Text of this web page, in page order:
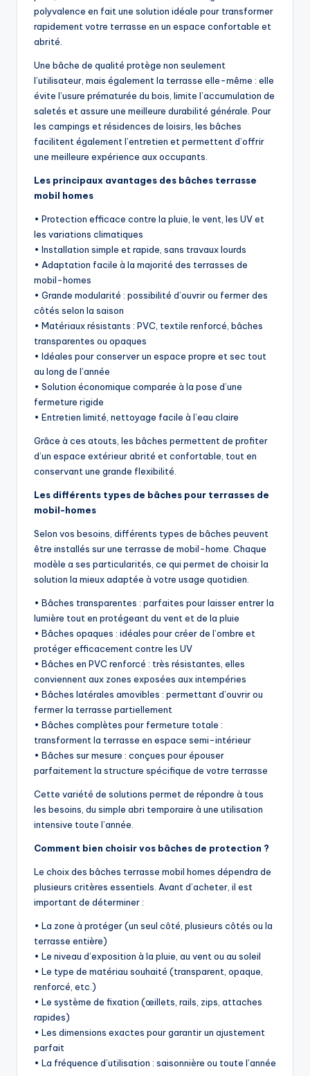
polyvalence en fait une solution idéale pour transformer
rapidement votre terrasse en un espace confortable et
abrité.
Une bâche de qualité protège non seulement
l’utilisateur, mais également la terrasse elle-même : elle
évite l’usure prématurée du bois, limite l’accumulation de
saletés et assure une meilleure durabilité générale. Pour
les campings et résidences de loisirs, les bâches
facilitent également l’entretien et permettent d’offrir
une meilleure expérience aux occupants.
Les principaux avantages des bâches terrasse
mobil homes
• Protection efficace contre la pluie, le vent, les UV et
les variations climatiques
• Installation simple et rapide, sans travaux lourds
• Adaptation facile à la majorité des terrasses de
mobil-homes
• Grande modularité : possibilité d’ouvrir ou fermer des
côtés selon la saison
• Matériaux résistants : PVC, textile renforcé, bâches
transparentes ou opaques
• Idéales pour conserver un espace propre et sec tout
au long de l’année
• Solution économique comparée à la pose d’une
fermeture rigide
• Entretien limité, nettoyage facile à l’eau claire
Grâce à ces atouts, les bâches permettent de profiter
d’un espace extérieur abrité et confortable, tout en
conservant une grande flexibilité.
Les différents types de bâches pour terrasses de
mobil-homes
Selon vos besoins, différents types de bâches peuvent
être installés sur une terrasse de mobil-home. Chaque
modèle a ses particularités, ce qui permet de choisir la
solution la mieux adaptée à votre usage quotidien.
• Bâches transparentes : parfaites pour laisser entrer la
lumière tout en protégeant du vent et de la pluie
• Bâches opaques : idéales pour créer de l’ombre et
protéger efficacement contre les UV
• Bâches en PVC renforcé : très résistantes, elles
conviennent aux zones exposées aux intempéries
• Bâches latérales amovibles : permettant d’ouvrir ou
fermer la terrasse partiellement
• Bâches complètes pour fermeture totale :
transforment la terrasse en espace semi-intérieur
• Bâches sur mesure : conçues pour épouser
parfaitement la structure spécifique de votre terrasse
Cette variété de solutions permet de répondre à tous
les besoins, du simple abri temporaire à une utilisation
intensive toute l’année.
Comment bien choisir vos bâches de protection ?
Le choix des bâches terrasse mobil homes dépendra de
plusieurs critères essentiels. Avant d’acheter, il est
important de déterminer :
• La zone à protéger (un seul côté, plusieurs côtés ou la
terrasse entière)
• Le niveau d’exposition à la pluie, au vent ou au soleil
• Le type de matériau souhaité (transparent, opaque,
renforcé, etc.)
• Le système de fixation (œillets, rails, zips, attaches
rapides)
• Les dimensions exactes pour garantir un ajustement
parfait
• La fréquence d’utilisation : saisonnière ou toute l’année